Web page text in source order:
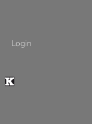
Login